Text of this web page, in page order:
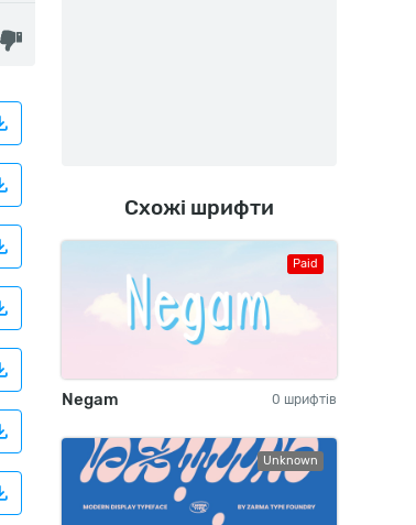
Схожі шрифти
Paid
Negam 0 шрифтів
Unknown